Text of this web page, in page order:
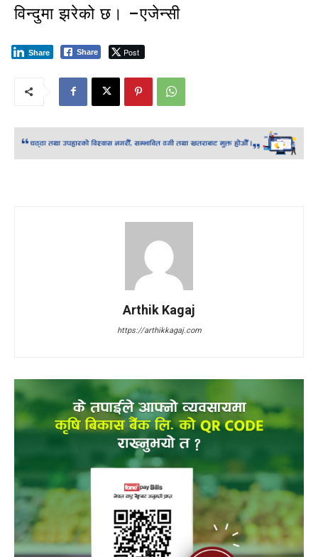
विन्दुमा झरेको छ। –एजेन्सी
Share Post
Share
Arthik Kagaj
https://arthikkagaj.com